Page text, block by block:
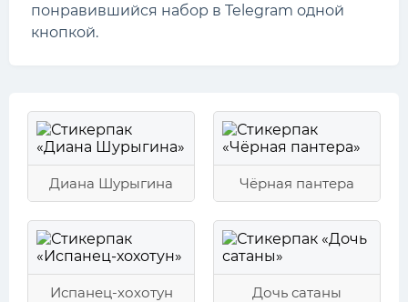
понравившийся набор в Telegram одной
кнопкой.
Диана Шурыгина Чёрная пантера
Испанец-хохотун Дочь сатаны